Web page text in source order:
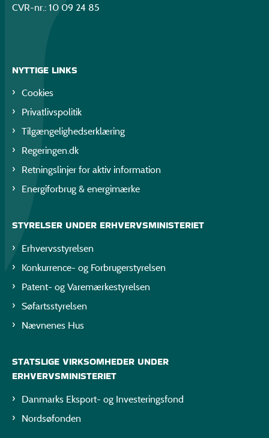
CVR-nr.: 10 09 24 85
NYTTIGE LINKS
Cookies
Privatlivspolitik
Tilgængelighedserklæring
Regeringen.dk
Retningslinjer for aktiv information
Energiforbrug & energimærke
STYRELSER UNDER ERHVERVSMINISTERIET
Erhvervsstyrelsen
Konkurrence- og Forbrugerstyrelsen
Patent- og Varemærkestyrelsen
Søfartsstyrelsen
Nævnenes Hus
STATSLIGE VIRKSOMHEDER UNDER
ERHVERVSMINISTERIET
Danmarks Eksport- og Investeringsfond
Nordsøfonden